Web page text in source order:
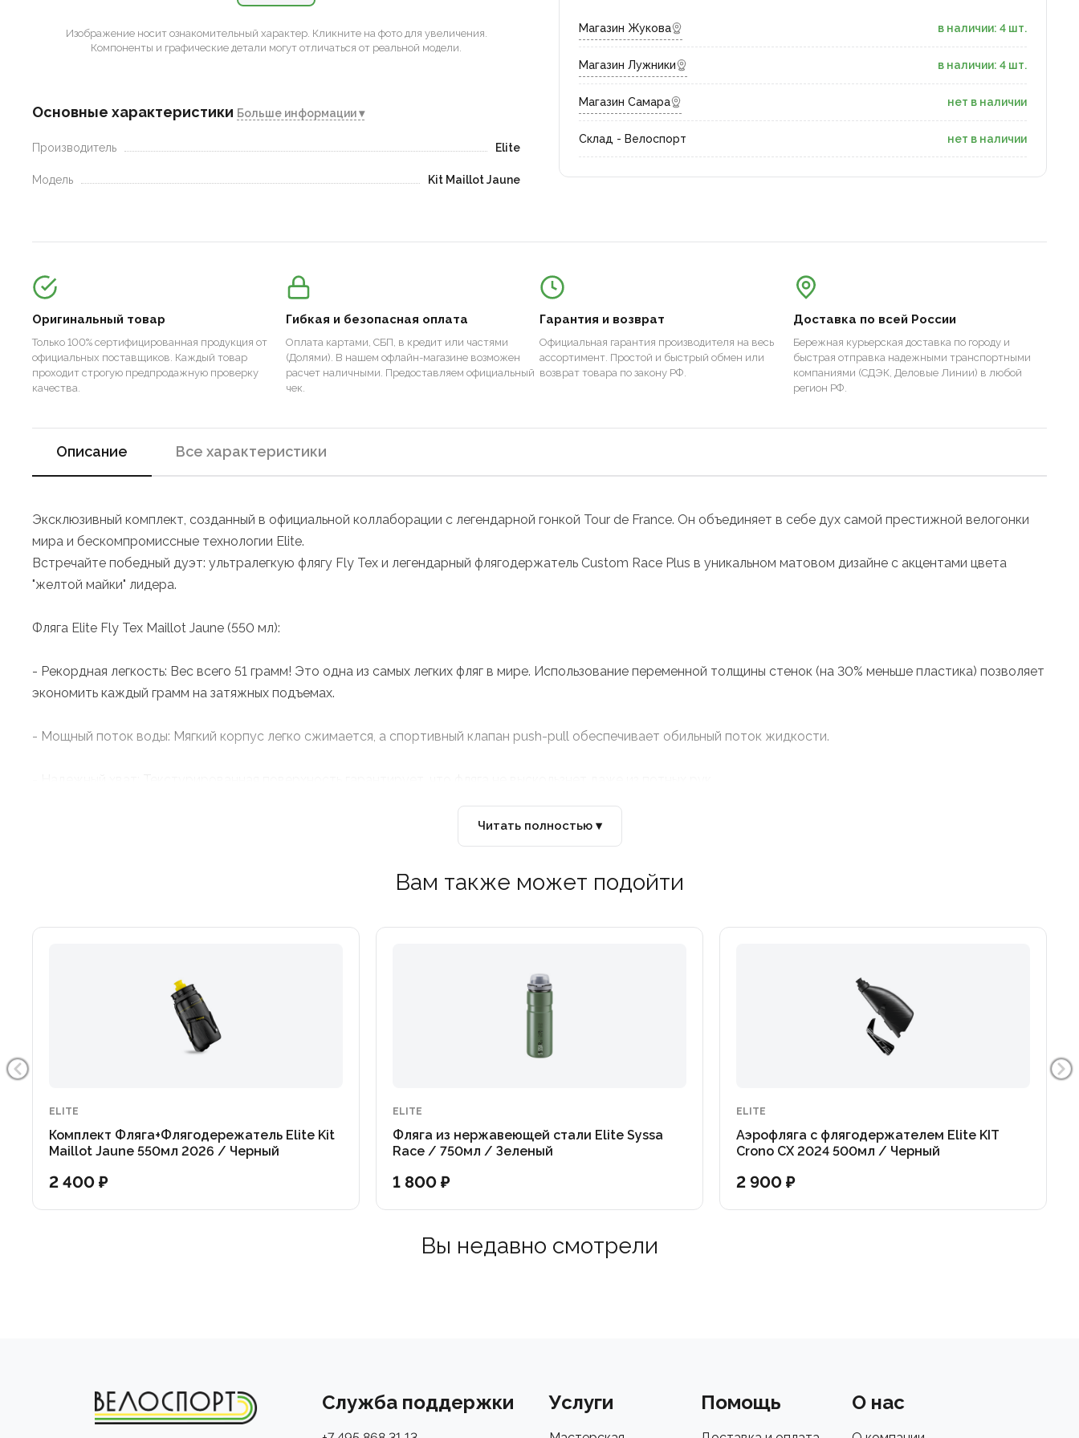
Изображение носит ознакомительный характер. Кликните на фото для увеличения.
Компоненты и графические детали могут отличаться от реальной модели.
Основные характеристики Больше информации ▾
Производитель Elite
Модель Kit Maillot Jaune
Магазин Жукова в наличии: 4 шт.
Магазин Лужники в наличии: 4 шт.
Магазин Самара нет в наличии
Склад - Велоспорт нет в наличии
Оригинальный товар
Только 100% сертифицированная продукция от
официальных поставщиков. Каждый товар
проходит строгую предпродажную проверку
качества.
Гибкая и безопасная оплата
Оплата картами, СБП, в кредит или частями
(Долями). В нашем офлайн-магазине возможен
расчет наличными. Предоставляем официальный
чек.
Гарантия и возврат
Официальная гарантия производителя на весь
ассортимент. Простой и быстрый обмен или
возврат товара по закону РФ.
Доставка по всей России
Бережная курьерская доставка по городу и
быстрая отправка надежными транспортными
компаниями (СДЭК, Деловые Линии) в любой
регион РФ.
Описание Все характеристики
Эксклюзивный комплект, созданный в официальной коллаборации с легендарной гонкой Tour de France. Он объединяет в себе дух самой престижной велогонки
мира и бескомпромиссные технологии Elite.
Встречайте победный дуэт: ультралегкую флягу Fly Tex и легендарный флягодержатель Custom Race Plus в уникальном матовом дизайне с акцентами цвета
"желтой майки" лидера.
Фляга Elite Fly Tex Maillot Jaune (550 мл):
- Рекордная легкость: Вес всего 51 грамм! Это одна из самых легких фляг в мире. Использование переменной толщины стенок (на 30% меньше пластика) позволяет
экономить каждый грамм на затяжных подъемах.
- Мощный поток воды: Мягкий корпус легко сжимается, а спортивный клапан push-pull обеспечивает обильный поток жидкости.
- Экологичность и гигиена: Расширенное на 20% горлышко упрощает засыпку изотоника и мытье. Фляга полностью разбирается, создана из перерабатываемого
- Выбор Гранд-туров: Один из самых популярных флягодержателей в профессиональном пелотоне.
- Жесткая фиксация: Конструкция, армированная стекловолокном, отлично гасит вибрации и намертво удерживает флягу (диаметр 74 мм) даже на брусчатке и
- Удобство: Компактный профиль и запатентованный дизайн позволяют легко доставать и вставлять флягу на ходу, что особенно актуально для рам небольшого
Elite Kit Maillot Jaune — добавьте своему велосипеду стиль и технологии победителей Тур де Франс!
Читать полностью ▾
Вам также может подойти
ELITE
Комплект Фляга+Флягодережатель Elite Kit
Maillot Jaune 550мл 2026 / Черный
2 400 ₽
ELITE
Фляга из нержавеющей стали Elite Syssa
Race / 750мл / Зеленый
1 800 ₽
ELITE
Аэрофляга с флягодержателем Elite KIT
Crono CX 2024 500мл / Черный
2 900 ₽
Вы недавно смотрели
Служба поддержки Услуги Помощь О нас